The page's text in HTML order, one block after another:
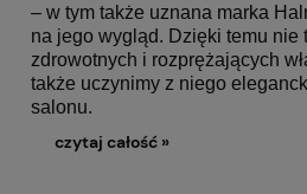
– w tym także uznana marka
na jego wygląd. Dzięki temu nie
zdrowotnych i rozprężających
także uczynimy z niego
salonu.
czytaj całość »